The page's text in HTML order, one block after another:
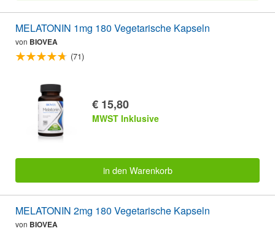
MELATONIN 1mg 180 Vegetarische Kapseln
von BIOVEA
(71)
€ 15,80
MWST Inklusive
in den Warenkorb
MELATONIN 2mg 180 Vegetarische Kapseln
von BIOVEA